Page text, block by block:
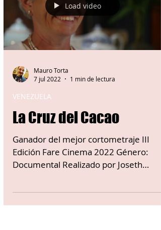
Load video
Mauro Torta
7 jul 2022
1 min de lectura
VENEZUELA
La Cruz del Cacao
Ganador del mejor cortometraje III
Edición Fare Cinema 2022 Género:
Documental Realizado por Joseth
premio...